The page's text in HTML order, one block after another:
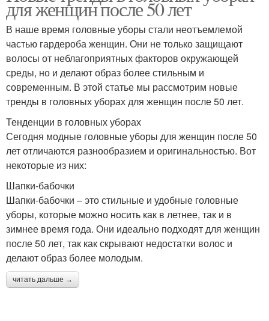
для женщин после 50 лет
В наше время головные уборы стали неотъемлемой
частью гардероба женщин. Они не только защищают
волосы от неблагоприятных факторов окружающей
среды, но и делают образ более стильным и
современным. В этой статье мы рассмотрим новые
тренды в головных уборах для женщин после 50 лет.
Тенденции в головных уборах
Сегодня модные головные уборы для женщин после 50
лет отличаются разнообразием и оригинальностью. Вот
некоторые из них:
Шапки-бабочки
Шапки-бабочки – это стильные и удобные головные
уборы, которые можно носить как в летнее, так и в
зимнее время года. Они идеально подходят для женщин
после 50 лет, так как скрывают недостатки волос и
делают образ более молодым.
читать дальше →